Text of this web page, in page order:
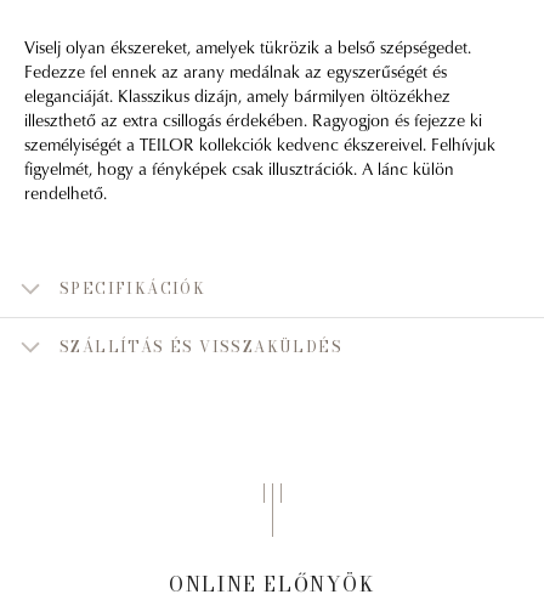
Viselj olyan ékszereket, amelyek tükrözik a belső szépségedet.
Fedezze fel ennek az arany medálnak az egyszerűségét és
eleganciáját. Klasszikus dizájn, amely bármilyen öltözékhez
illeszthető az extra csillogás érdekében. Ragyogjon és fejezze ki
személyiségét a TEILOR kollekciók kedvenc ékszereivel. Felhívjuk
figyelmét, hogy a fényképek csak illusztrációk. A lánc külön
rendelhető.
SPECIFIKÁCIÓK
SZÁLLÍTÁS ÉS VISSZAKÜLDÉS
ONLINE ELŐNYÖK